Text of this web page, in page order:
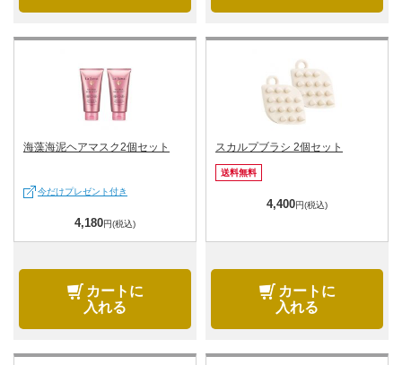
海藻海泥ヘアマスク2個セット
今だけプレゼント付き
4,180円(税込)
カートに
入れる
スカルプブラシ 2個セット
送料無料
4,400円(税込)
カートに
入れる